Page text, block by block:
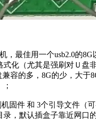
，最佳用一个usb2.0的8G
式化（尤其是强刷对Ｕ盘
兼容的多，8G的少，大于
固件 和 3个引导文件（
录，默认插盒子靠近网口